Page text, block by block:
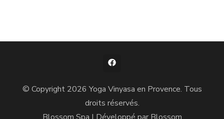
© Copyright 2026Yoga Vinyasa en Provence. Tous
droits réservés.
Blossom Spa | Développé par Blossom